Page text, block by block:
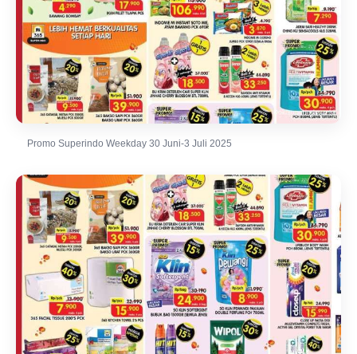
Promo Superindo Weekday 30 Juni-3 Juli 2025